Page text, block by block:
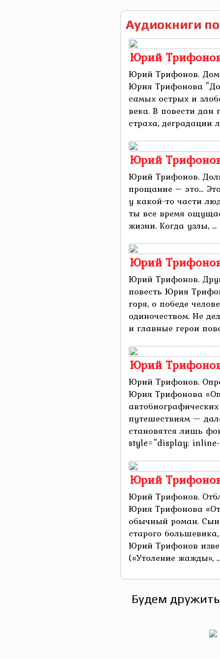
Аудиокниги
Юрий
Юрий Трифонов.
Юрия Трифонова
самых острых и
века. В повести
страха, деградации
Юрий
Юрий Трифонов.
прощание – это…
у какой-то части
ты все время
жизни. Когда узлы, ...
Юрий
Юрий Трифонов.
повесть Юрия
горя, о победе
одиночеством. Не
и главные герои
Юрий
Юрий Трифонов.
Юрия Трифонова
путешествиям —
становятся лишь
style="display:
Юрий
Юрий Трифонов.
Юрия Трифонова
обычный роман. Сын
старого
Юрий Трифонов
(«Утоление жажды»,
Будем